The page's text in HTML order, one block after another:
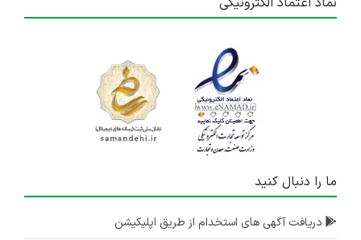
ما را دنبال کنید
دریافت آگهی های استخدام از طریق اپلیکیشن